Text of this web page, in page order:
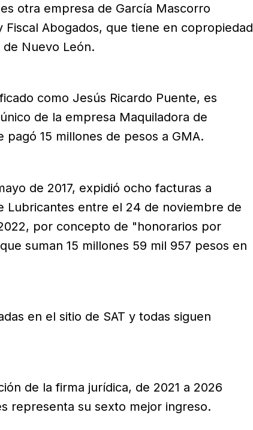
otra empresa de García Mascorro
Fiscal Abogados, que tiene en copropiedad
Nuevo León.
como Jesús Ricardo Puente, es
de la empresa Maquiladora de
pagó 15 millones de pesos a GMA.
de 2017, expidió ocho facturas a
Lubricantes entre el 24 de noviembre de
por concepto de "honorarios por
suman 15 millones 59 mil 957 pesos en
en el sitio de SAT y todas siguen
de la firma jurídica, de 2021 a 2026
representa su sexto mejor ingreso.